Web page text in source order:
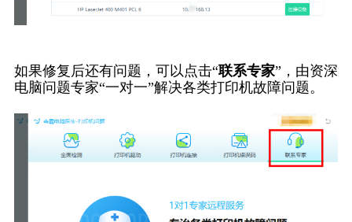
如果修复后还有问题，可以点击“联系专家”，由资深
电脑问题专家“一对一”解决各类打印机故障问题。